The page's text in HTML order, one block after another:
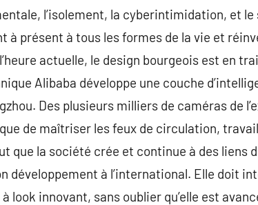
l’isolement, la cyberintimidation, et
à présent à tous les formes de la vie et
actuelle, le design bourgeois est en
Alibaba développe une couche
Des plusieurs milliers de caméras de
de maîtriser les feux de circulation,
que la société crée et continue à des liens
développement à l’international. Elle doit
innovant, sans oublier qu’elle est